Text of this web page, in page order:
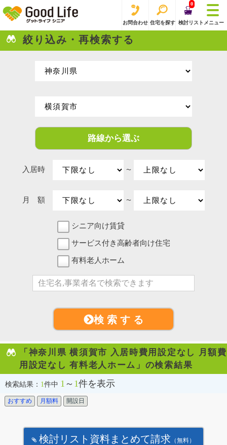
お問合わせ 住宅を探す
0
検討リスト メニュー
絞り込み・再検索する
路線から選ぶ
入居時 〜
月 額 〜
シニア向け賃貸
サービス付き高齢者向け住宅
有料老人ホーム
検 索 す る
「神奈川県 横須賀市 入居時費用設定なし 月額費
用設定なし 有料老人ホーム」の検索結果
検索結果： 1件中 1 ～ 1件を表示
おすすめ 月額料 開設日
検討リスト資料まとめて請求 （無料）